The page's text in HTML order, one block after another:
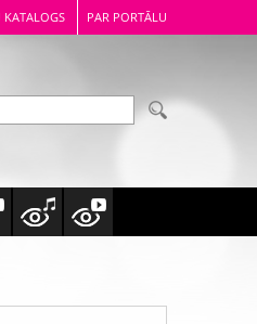
KATALOGS PAR PORTĀLU